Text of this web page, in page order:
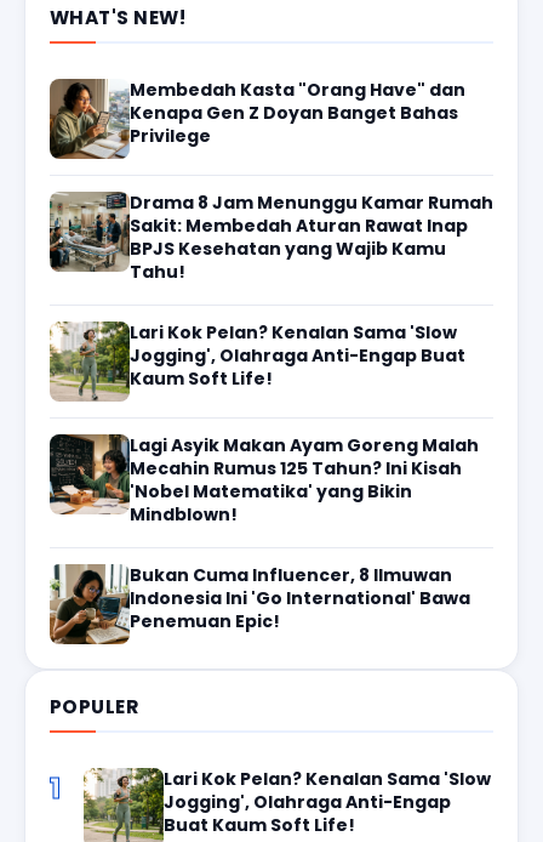
WHAT'S NEW!
Membedah Kasta "Orang Have" dan
Kenapa Gen Z Doyan Banget Bahas
Privilege
Drama 8 Jam Menunggu Kamar Rumah
Sakit: Membedah Aturan Rawat Inap
BPJS Kesehatan yang Wajib Kamu
Tahu!
Lari Kok Pelan? Kenalan Sama 'Slow
Jogging', Olahraga Anti-Engap Buat
Kaum Soft Life!
Lagi Asyik Makan Ayam Goreng Malah
Mecahin Rumus 125 Tahun? Ini Kisah
'Nobel Matematika' yang Bikin
Mindblown!
Bukan Cuma Influencer, 8 Ilmuwan
Indonesia Ini 'Go International' Bawa
Penemuan Epic!
POPULER
1
Lari Kok Pelan? Kenalan Sama 'Slow
Jogging', Olahraga Anti-Engap
Buat Kaum Soft Life!